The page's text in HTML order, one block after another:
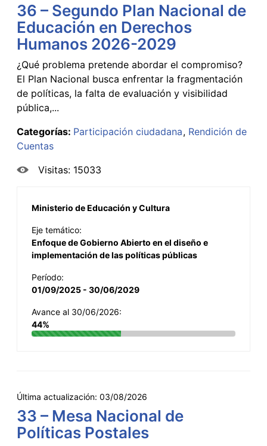
36 – Segundo Plan Nacional de
Educación en Derechos
Humanos 2026-2029
¿Qué problema pretende abordar el compromiso?
El Plan Nacional busca enfrentar la fragmentación
de políticas, la falta de evaluación y visibilidad
pública,...
Categorías: Participación ciudadana Rendición de
Cuentas
Visitas: 15033
Ministerio de Educación y Cultura
Eje temático:
Enfoque de Gobierno Abierto en el diseño e
implementación de las políticas públicas
Período:
01/09/2025 - 30/06/2029
Avance al 30/06/2026:
44%
Última actualización: 03/08/2026
33 – Mesa Nacional de
Políticas Postales